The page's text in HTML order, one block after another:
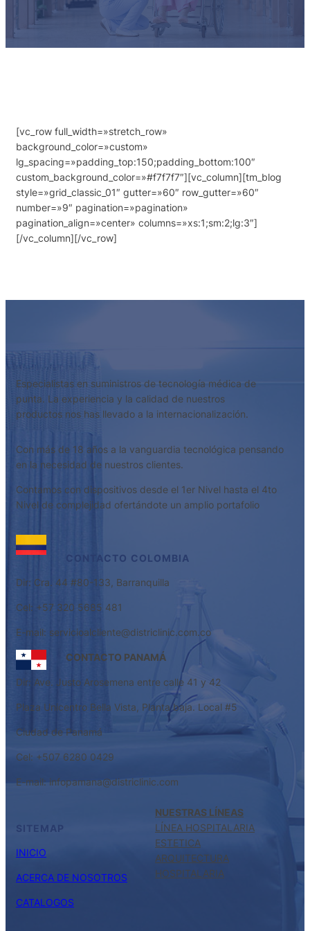
[vc_row full_width=»stretch_row»
background_color=»custom»
lg_spacing=»padding_top:150;padding_bottom:100″
custom_background_color=»#f7f7f7″][vc_column][tm_blog
style=»grid_classic_01″ gutter=»60″ row_gutter=»60″
number=»9″ pagination=»pagination»
pagination_align=»center» columns=»xs:1;sm:2;lg:3″]
[/vc_column][/vc_row]
Especialistas en suministros de tecnología médica de
punta. La experiencia y la calidad de nuestros
productos nos has llevado a la internacionalización.
Con más de 18 años a la vanguardia tecnológica pensando
en la necesidad de nuestros clientes.
Contamos con dispositivos desde el 1er Nivel hasta el 4to
Nivel de complejidad ofertándote un amplio portafolio
CONTACTO COLOMBIA
Dir: Cra. 44 #80-133, Barranquilla
Cel: +57 320 5685 481
E-mail: servicioalcliente@districlinic.com.co
CONTACTO PANAMÁ
Dir: Ave. Justo Arosemena entre calle 41 y 42
Plaza Unicentro Bella Vista, Planta baja. Local #5
Ciudad de Panamá
Cel: +507 6280 0429
E-mail: infopamana@districlinic.com
SITEMAP
INICIO
ACERCA DE NOSOTROS
CATALOGOS
NUESTRAS LÍNEAS
LÍNEA HOSPITALARIA
ESTETICA
ARQUITECTURA
HOSPITALARIA